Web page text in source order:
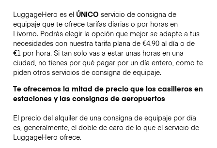
LuggageHero es el ÚNICO servicio de consigna de
equipaje que te ofrece tarifas diarias o por horas en
Livorno. Podrás elegir la opción que mejor se adapte a tus
necesidades con nuestra tarifa plana de €4.90 al día o de
€1 por hora. Si tan solo vas a estar unas horas en una
ciudad, no tienes por qué pagar por un día entero, como te
piden otros servicios de consigna de equipaje.
Te ofrecemos la mitad de precio que los casilleros en
estaciones y las consignas de aeropuertos
El precio del alquiler de una consigna de equipaje por día
es, generalmente, el doble de caro de lo que el servicio de
LuggageHero ofrece.